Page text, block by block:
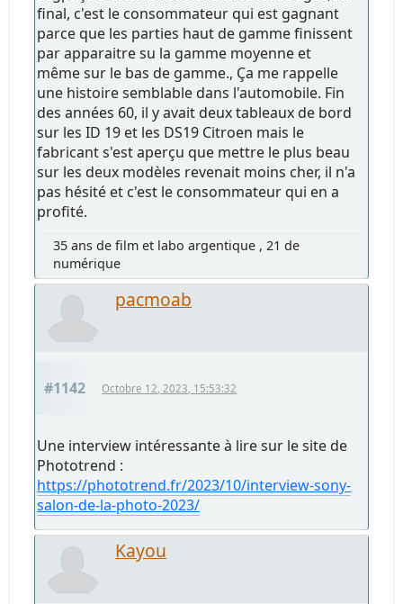
final, c'est le consommateur qui est gagnant
parce que les parties haut de gamme finissent
par apparaitre su la gamme moyenne et
même sur le bas de gamme., Ça me rappelle
une histoire semblable dans l'automobile. Fin
des années 60, il y avait deux tableaux de bord
sur les ID 19 et les DS19 Citroen mais le
fabricant s'est aperçu que mettre le plus beau
sur les deux modèles revenait moins cher, il n'a
pas hésité et c'est le consommateur qui en a
profité.
35 ans de film et labo argentique , 21 de
numérique
pacmoab
#1142 Octobre 12, 2023, 15:53:32
Une interview intéressante à lire sur le site de
Phototrend :
https://phototrend.fr/2023/10/interview-sony-
salon-de-la-photo-2023/
Kayou